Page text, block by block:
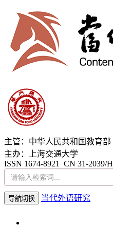
主管：中华人民共和国教育部
主办：上海交通大学
ISSN 1674-8921 CN 31-2039/H
导航切换 当代外语研究